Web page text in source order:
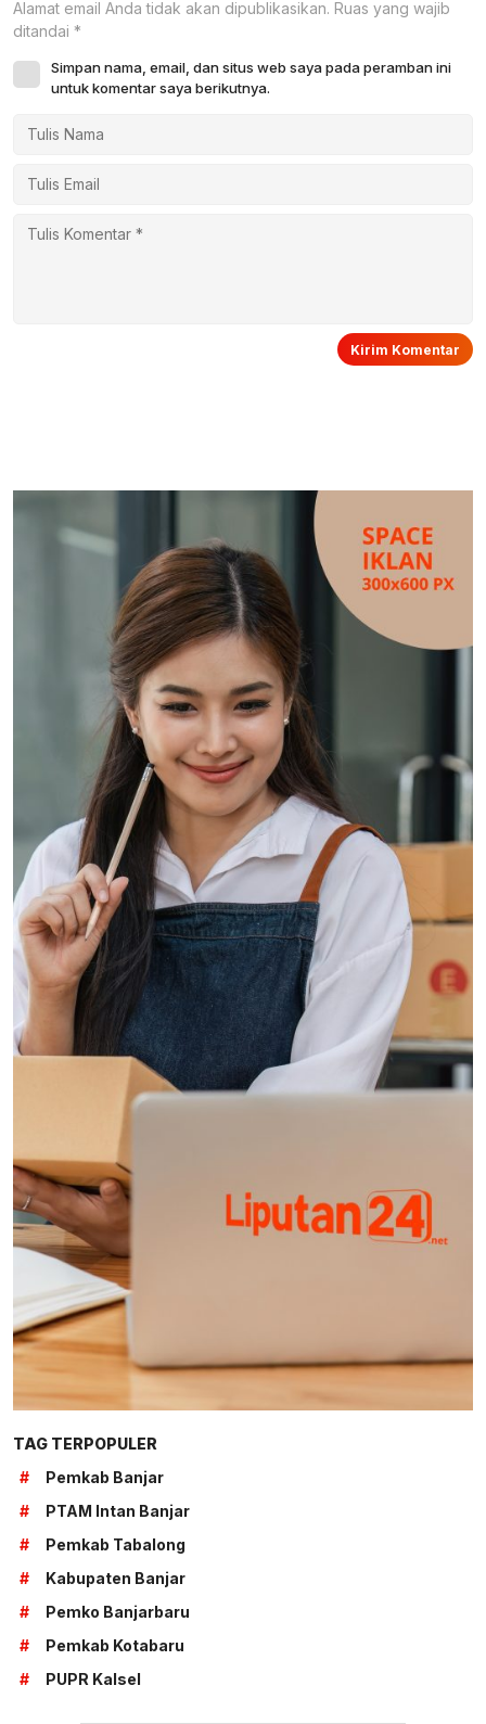
Alamat email Anda tidak akan dipublikasikan. Ruas yang wajib
ditandai *
Simpan nama, email, dan situs web saya pada peramban ini
untuk komentar saya berikutnya.
TAG TERPOPULER
#
Pemkab Banjar
#
PTAM Intan Banjar
#
Pemkab Tabalong
#
Kabupaten Banjar
#
Pemko Banjarbaru
#
Pemkab Kotabaru
#
PUPR Kalsel